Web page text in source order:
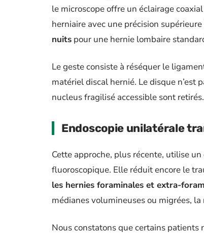
le microscope offre un éclairage
herniaire avec une précision
nuits pour une hernie lombaire
Le geste consiste à réséquer le
matériel discal hernié. Le disque
nucleus fragilisé accessible sont retirés.
Endoscopie unilatérale
Cette approche, plus récente, utilise
fluoroscopique. Elle réduit encore le
les hernies foraminales et extra-
médianes volumineuses ou migrées,
Nous constatons que certains patients